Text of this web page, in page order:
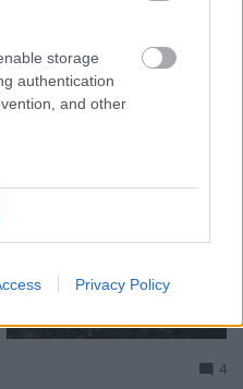
storage
authentication
and other
Privacy Policy
4